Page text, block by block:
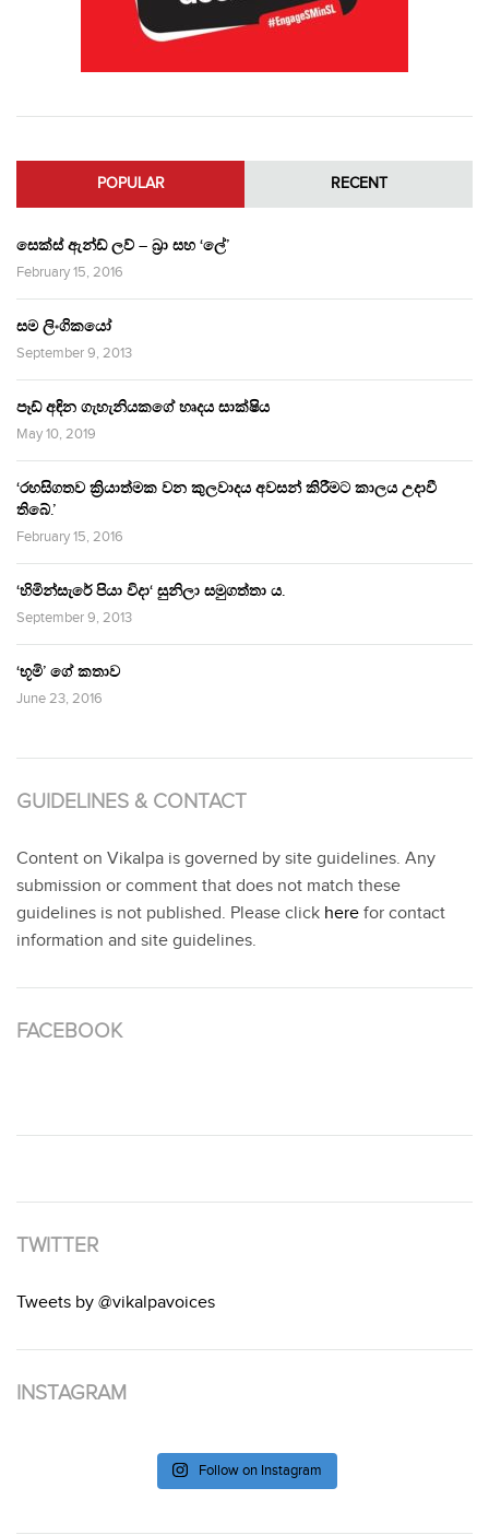
POPULAR RECENT
සෙක්ස් ඇන්ඩ් ලව් – බ්‍රා සහ ‘ලේ’
February 15, 2016
සම ලිංගිකයෝ
September 9, 2013
පෑඩ් අඳින ගැහැනියකගේ හෘදය සාක්ෂිය
May 10, 2019
‘රහසිගතව ක්‍රියාත්මක වන කුලවාදය අවසන් කිරීමට කාලය උදාවී
තිබේ.’
February 15, 2016
‘හිමින්සැරේ පියා විදා‘ සුනිලා සමුගත්තා ය.
September 9, 2013
‘භූමි’ ගේ කතාව
June 23, 2016
GUIDELINES & CONTACT
Content on Vikalpa is governed by site guidelines. Any
submission or comment that does not match these
guidelines is not published. Please click here for contact
information and site guidelines.
FACEBOOK
TWITTER
Tweets by @vikalpavoices
INSTAGRAM
Follow on Instagram